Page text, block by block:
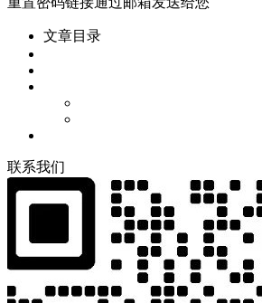
文章目录
联系我们